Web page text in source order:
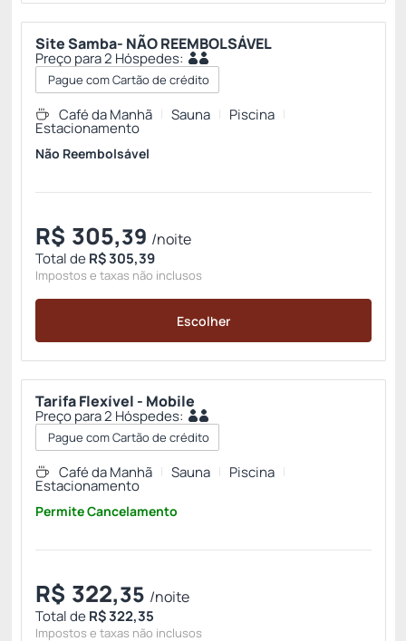
Site Samba- NÃO REEMBOLSÁVEL
Preço para 2 Hóspedes:
Pague com Cartão de crédito
Café da Manhã Sauna Piscina
Estacionamento
Não Reembolsável
R$ 305,39 /noite
Total deR$ 305,39
Impostos e taxas não inclusos
Escolher
Tarifa Flexível - Mobile
Preço para 2 Hóspedes:
Pague com Cartão de crédito
Café da Manhã Sauna Piscina
Estacionamento
Permite Cancelamento
R$ 322,35 /noite
Total deR$ 322,35
Impostos e taxas não inclusos